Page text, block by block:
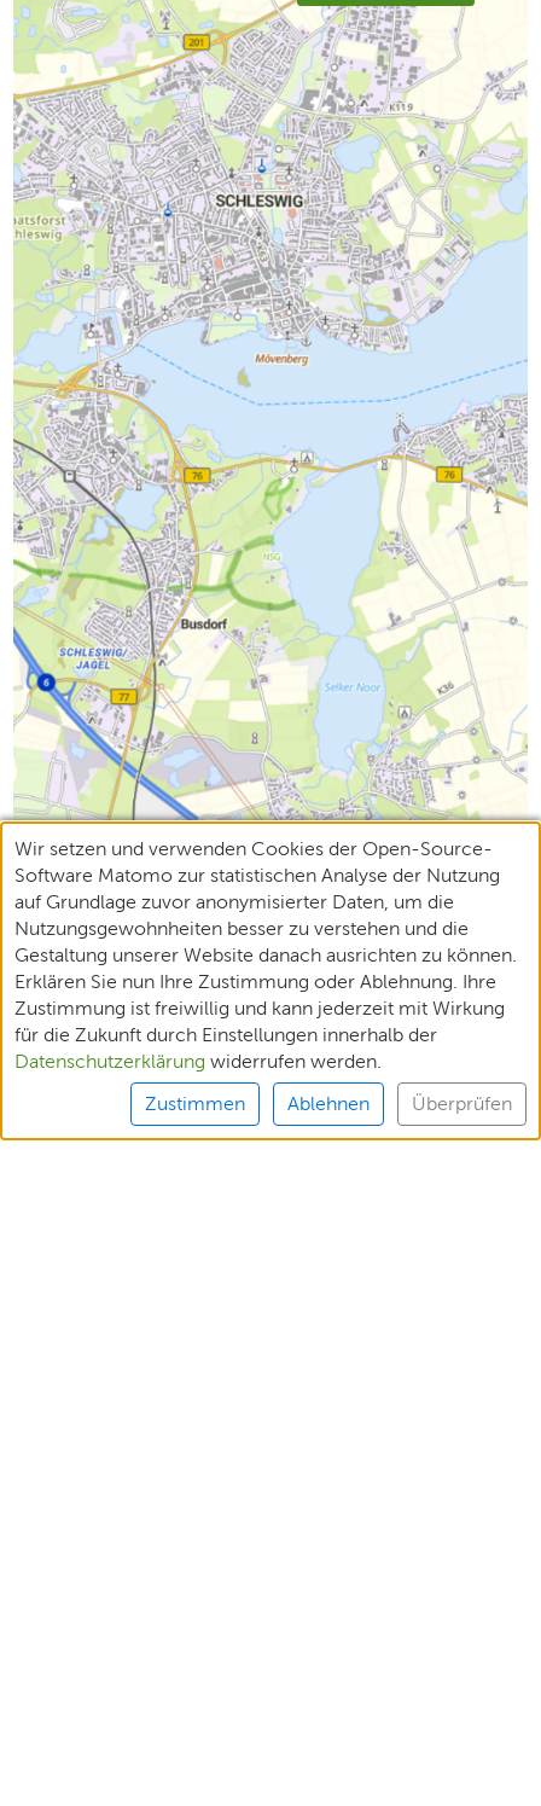
Wir setzen und verwenden Cookies der Open-Source-
Software Matomo zur statistischen Analyse der Nutzung
auf Grundlage zuvor anonymisierter Daten, um die
Nutzungsgewohnheiten besser zu verstehen und die
Gestaltung unserer Website danach ausrichten zu können.
Erklären Sie nun Ihre Zustimmung oder Ablehnung. Ihre
Zustimmung ist freiwillig und kann jederzeit mit Wirkung
für die Zukunft durch Einstellungen innerhalb der
Datenschutzerklärung widerrufen werden.
Zustimmen Ablehnen Überprüfen